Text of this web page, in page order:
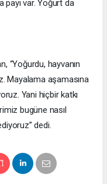
payı var. Yoğurt da
“Yoğurdu, hayvanın
Mayalama aşamasına
Yani hiçbir katkı
bugüne nasıl
dedi.